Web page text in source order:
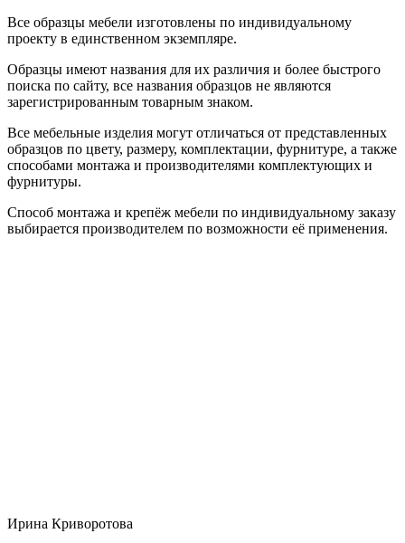
Все образцы мебели изготовлены по индивидуальному
проекту в единственном экземпляре.
Образцы имеют названия для их различия и более быстрого
поиска по сайту, все названия образцов не являются
зарегистрированным товарным знаком.
Все мебельные изделия могут отличаться от представленных
образцов по цвету, размеру, комплектации, фурнитуре, а также
способами монтажа и производителями комплектующих и
фурнитуры.
Способ монтажа и крепёж мебели по индивидуальному заказу
выбирается производителем по возможности её применения.
Ирина Криворотова